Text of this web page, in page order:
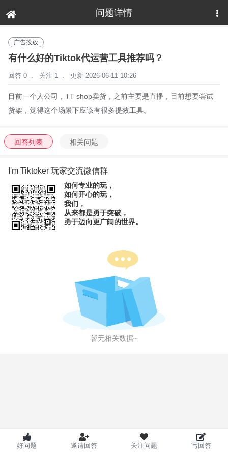
问题详情
下拉刷新
广告投放
有什么好的Tiktok代运营工具推荐吗？
回答 0 . 关注 1 . 更新 2026-06-11 10:26
目前一个人公司，TT shop卖货，之前主要是直播，目前想要尝试
货架，觉得这个场景下应该有很多提效工具。
回答列表 相关问题
I'm Tiktoker 玩家交流微信群
如何专业的玩，
如何开心的玩，
我们，
从来都是勇于突破，
勇于迈向更广阔的世界。
暂无相关数据~
好问题 邀请回答 关注问题 写回答